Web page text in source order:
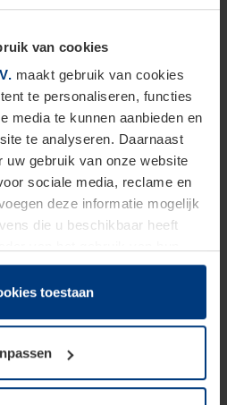
van cookies
maakt gebruik van cookies
te personaliseren, functies
media te kunnen aanbieden en
te analyseren. Daarnaast
uw gebruik van onze website
sociale media, reclame en
deze informatie mogelijk
die u beschikbaar heeft
om cookies op uw computer
is. Voor alle andere
vereist. Uw
moment bij de uitleg van de
toestaan